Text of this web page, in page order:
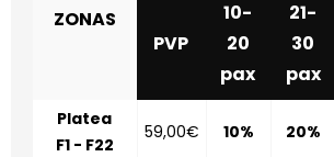
ZONAS
PVP
10-
20
pax
21-
30
pax
Platea
F1 - F22
59,00€ 10% 20%